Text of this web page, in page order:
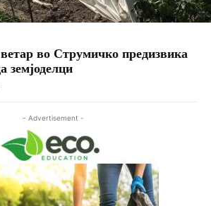
во Струмичко предизвика
земјоделци
- Advertisement -